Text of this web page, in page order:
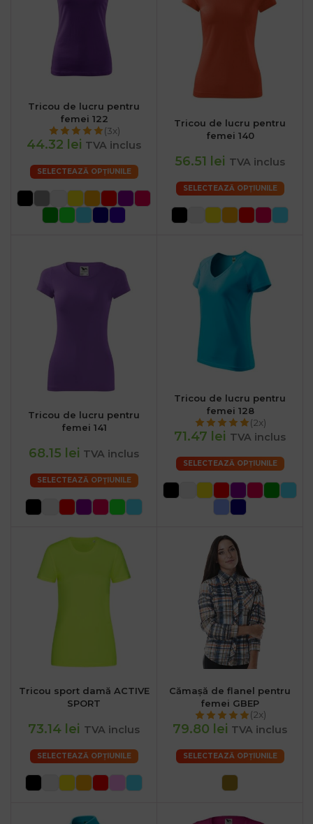
Tricou de lucru pentru
femei 122
(3x)
44.32 lei TVA inclus
SELECTEAZĂ OPȚIUNILE
Tricou de lucru pentru
femei 140
56.51 lei TVA inclus
SELECTEAZĂ OPȚIUNILE
Tricou de lucru pentru
femei 141
68.15 lei TVA inclus
SELECTEAZĂ OPȚIUNILE
Tricou de lucru pentru
femei 128
(2x)
71.47 lei TVA inclus
SELECTEAZĂ OPȚIUNILE
Tricou sport damă ACTIVE
SPORT
73.14 lei TVA inclus
SELECTEAZĂ OPȚIUNILE
Cămașă de flanel pentru
femei GBEP
(2x)
79.80 lei TVA inclus
SELECTEAZĂ OPȚIUNILE